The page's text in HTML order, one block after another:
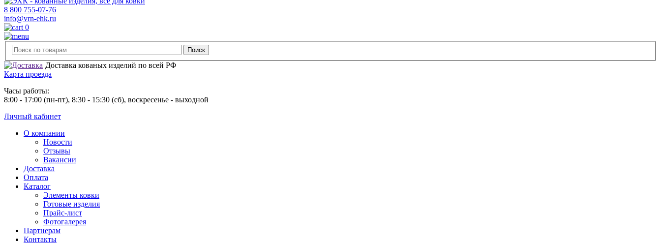
8 800 755-07-76
info@vrn-ehk.ru
0
Доставка кованых изделий по всей РФ
Карта проезда
Часы работы:
8:00 - 17:00 (пн-пт), 8:30 - 15:30 (сб), воскресенье - выходной
Личный кабинет
О компании
Новости
Отзывы
Вакансии
Доставка
Оплата
Каталог
Элементы ковки
Готовые изделия
Прайс-лист
Фотогалерея
Партнерам
Контакты